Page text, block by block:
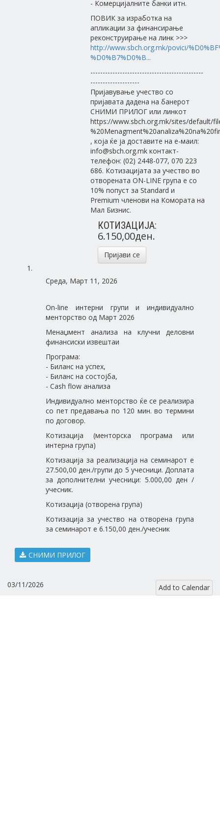
- Комерцијалните банки итн.
ПОВИК за изработка на
апликации за финансирање
реконструирање на линк >>>
http://www.sbch.org.mk/povici/
%D0%B7%D0%B...
----------------------------------------------
--------------------
Пријавување учество со
пријавата дадена на банерот
СНИМИ ПРИЛОГ или линкот
https://www.sbch.org.mk/sites/default/
, која ќе ja доставите на е-маил:
info@sbch.org.mk контакт-
телефон: (02) 2448-077, 070 223
686. Котизацијата за учество во
отворената ON-LINE група е со
10% попуст за Standard и
Premium членови на Комората на
Мал Бизнис.
КОТИЗАЦИЈА:
6.150,00ден.
Пријави се
Среда, Март 11, 2026
On-line интерни групи и индивидуално
менторство од Март 2026
Менаџмент анализа на клучни деловни
финансиски извештаи
Програма:
- Биланс на успех,
- Биланс на состојба,
- Cash flow анализа
Индивидуално менторство ќе се реализира
со пет предавања по 120 мин. во термини
по договор.
Котизација (менторска програма или
интерна група)
Котизација за реализација на семинарот е
27.500,00 ден./групи до 5 учесници. Доплата
за дополнителни учесници: 5.000,00 ден /
учесник.
Котизација (отворена група)
Котизација за учество на отворена група
за семинарот е 6.150,00 ден./учесник
СНИМИ ПРИЛОГ
03/11/2026 Add to Calendar